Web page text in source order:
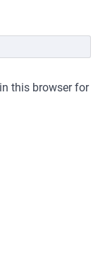
this browser for